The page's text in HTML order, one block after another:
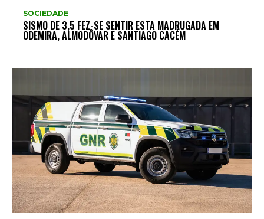
SOCIEDADE
SISMO DE 3,5 FEZ-SE SENTIR ESTA MADRUGADA EM
ODEMIRA, ALMODÔVAR E SANTIAGO CACÉM